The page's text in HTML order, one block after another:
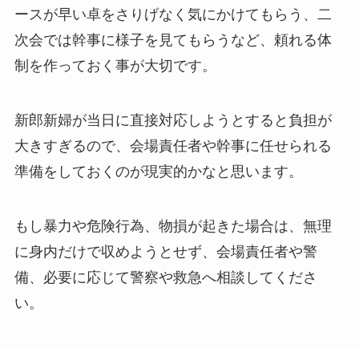
ースが早い卓をさりげなく気にかけてもらう、二
次会では幹事に様子を見てもらうなど、頼れる体
制を作っておく事が大切です。
新郎新婦が当日に直接対応しようとすると負担が
大きすぎるので、会場責任者や幹事に任せられる
準備をしておくのが現実的かなと思います。
もし暴力や危険行為、物損が起きた場合は、無理
に身内だけで収めようとせず、会場責任者や警
備、必要に応じて警察や救急へ相談してくださ
い。